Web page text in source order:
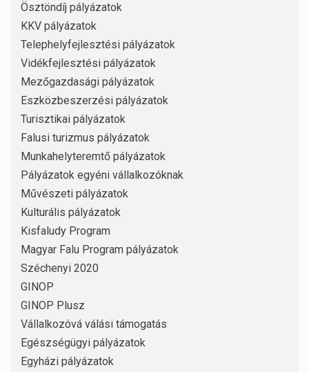
Ösztöndíj pályázatok
KKV pályázatok
Telephelyfejlesztési pályázatok
Vidékfejlesztési pályázatok
Mezőgazdasági pályázatok
Eszközbeszerzési pályázatok
Turisztikai pályázatok
Falusi turizmus pályázatok
Munkahelyteremtő pályázatok
Pályázatok egyéni vállalkozóknak
Művészeti pályázatok
Kulturális pályázatok
Kisfaludy Program
Magyar Falu Program pályázatok
Széchenyi 2020
GINOP
GINOP Plusz
Vállalkozóvá válási támogatás
Egészségügyi pályázatok
Egyházi pályázatok